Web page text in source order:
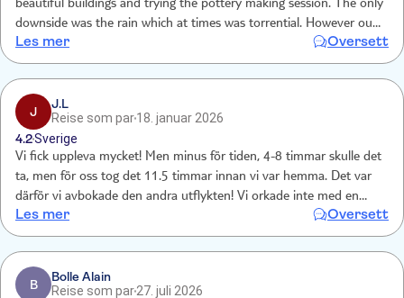
beautiful buildings and trying the pottery making session. The only
downside was the rain which at times was torrential. However our
tour guide Dimi was fantastic and really looked after us so the rain
was soon forgotten. An amazing day out !!
Les mer Oversett
J
J.L
Reise som par18. januar 2026
4.2Sverige
Vi fick uppleva mycket! Men minus för tiden, 4-8 timmar skulle det
ta, men för oss tog det 11.5 timmar innan vi var hemma. Det var
därför vi avbokade den andra utflykten! Vi orkade inte med en
heldag till.
Les mer Oversett
B
Bolle Alain
Reise som par27. juli 2026